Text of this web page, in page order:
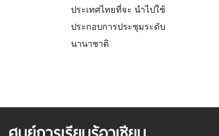
ประเทศไทยที่จะ นำไปใช้
ประกอบการประชุมระดับ
นานาชาติ